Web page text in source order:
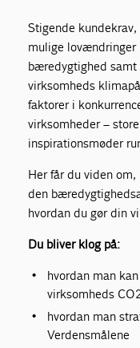
Stigende
mulige lovændringer
bæredygtighed samt
virksomheds
faktorer i
virksomheder –
inspirationsmøder
Her får du viden
den
hvordan du gør din
Du bliver klog på:
hvordan man
virksomheds
hvordan man
Verdensmålene